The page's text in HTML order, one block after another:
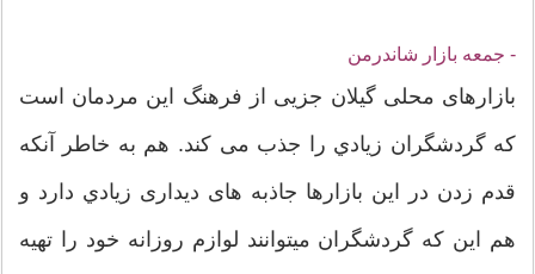
- جمعه بازار شاندرمن
بازارهای محلی گیلان جزیی از فرهنگ این مردمان است
که گردشگران زيادي را جذب می کند. هم به خاطر آنکه
قدم زدن در این بازارها جاذبه های دیداری زيادي دارد و
هم این که گردشگران میتوانند لوازم روزانه خود را تهیه